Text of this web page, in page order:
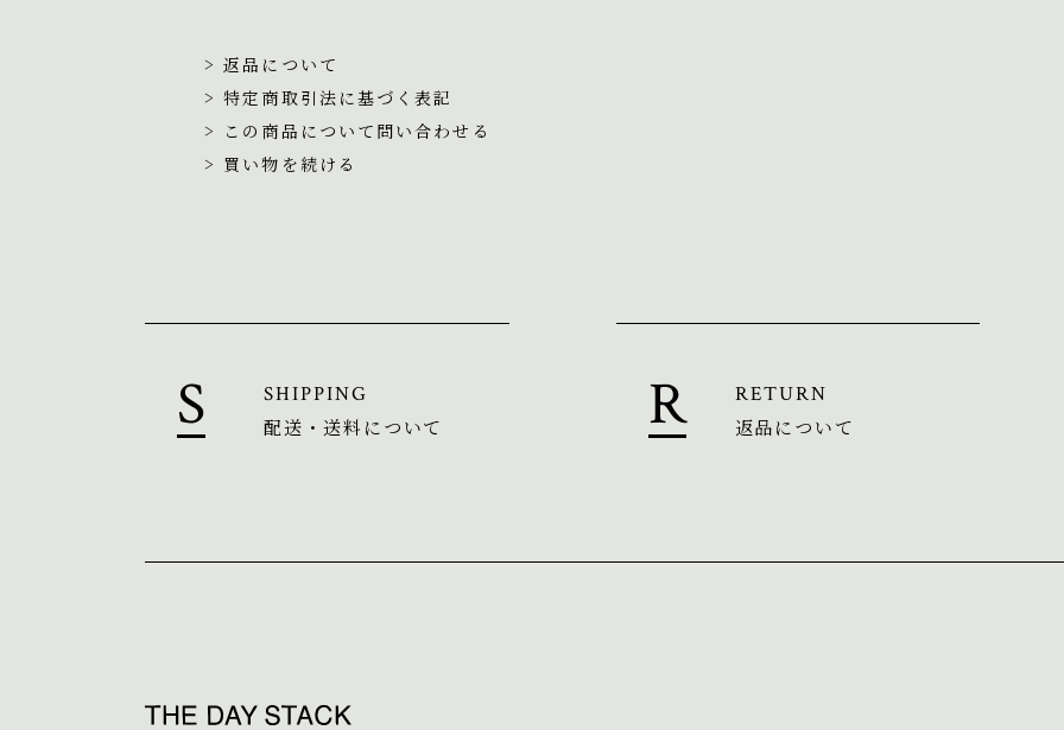
> 返品について
> 特定商取引法に基づく表記
> この商品について問い合わせる
> 買い物を続ける
SHIPPING
配送・送料について
RETURN
返品について